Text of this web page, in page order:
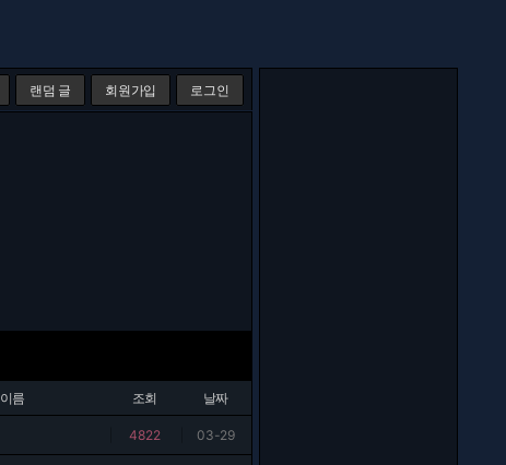
랜덤 글 회원가입 로그인
이름 조회 날짜
4822 03-29